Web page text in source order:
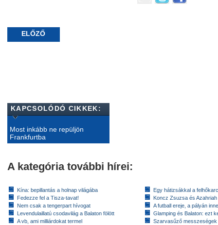
ELŐZŐ
KAPCSOLÓDÓ CIKKEK:
Most inkább ne repüljön
Frankfurtba
A kategória további hírei:
Kína: bepillantás a holnap világába
Fedezze fel a Tisza-tavat!
Nem csak a tengerpart hívogat
Levendulaillatú csodavilág a Balaton fölött
A vb, ami milliárdokat termel
Egy hátizsákkal a
Koncz Zsuzsa és
A futball ereje, a pályán
Glamping és Balaton: ezt
Szarvasűző messzeségek